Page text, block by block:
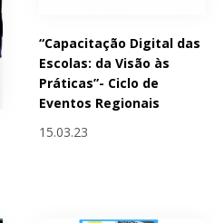
“Capacitação Digital das
Escolas: da Visão às
Práticas”- Ciclo de
Eventos Regionais
15.03.23